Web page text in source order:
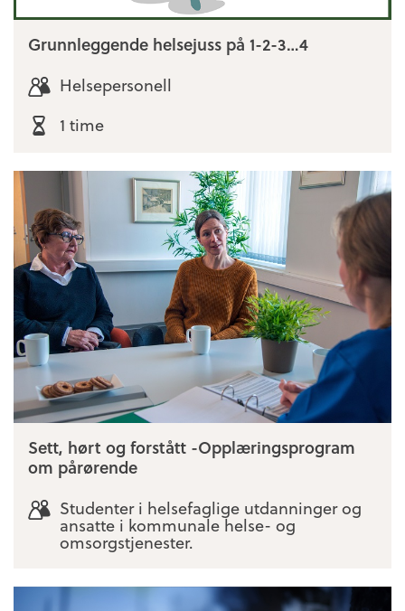
Grunnleggende helsejuss på 1-2-3…4
Helsepersonell
1 time
Sett, hørt og forstått -Opplæringsprogram
om pårørende
Studenter i helsefaglige utdanninger og
ansatte i kommunale helse- og
omsorgstjenester.